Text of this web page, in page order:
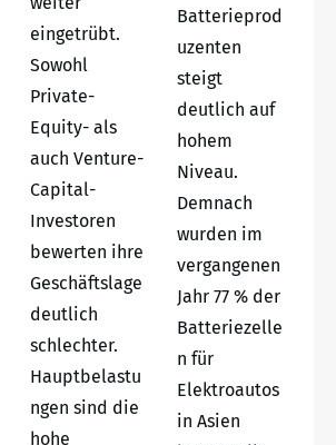
eingetrübt.
Sowohl
Private-
Equity- als
auch Venture-
Capital-
Investoren
bewerten ihre
Geschäftslage
deutlich
schlechter.
Hauptbelastu
ngen sind die
hohe
Batterieprod
uzenten
steigt
deutlich auf
hohem
Niveau.
Demnach
wurden im
vergangenen
Jahr 77 % der
Batteriezelle
n für
Elektroautos
in Asien